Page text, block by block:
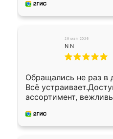
28 мая 2026
N N
Обращались не раз в
Всё
ассортимент,